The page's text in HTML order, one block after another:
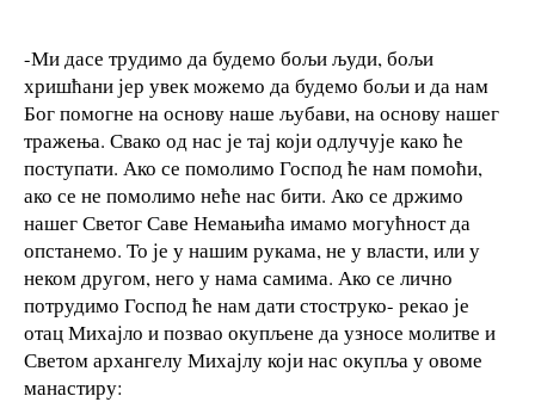
-Ми дасе трудимо да будемо бољи људи, бољи
хришћани јер увек можемо да будемо бољи и да нам
Бог помогне на основу наше љубави, на основу нашег
тражења. Свако од нас је тај који одлучује како ће
поступати. Ако се помолимо Господ ће нам помоћи,
ако се не помолимо неће нас бити. Ако се држимо
нашег Светог Саве Немањића имамо могућност да
опстанемо. То је у нашим рукама, не у власти, или у
неком другом, него у нама самима. Ако се лично
потрудимо Господ ће нам дати стоструко- рекао је
отац Михајло и позвао окупљене да узносе молитве и
Светом архангелу Михајлу који нас окупља у овоме
манастиру: